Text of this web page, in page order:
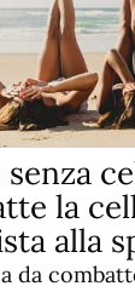
la
alla
da